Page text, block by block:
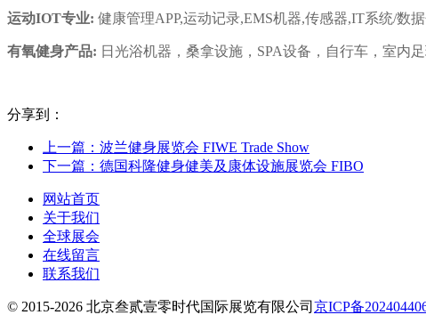
运动IOT专业: 健康管理APP,运动记录,EMS机器,传感器,IT系统/数
有氧健身产品: 日光浴机器，桑拿设施，SPA设备，自行车，室内
分享到：
上一篇：波兰健身展览会 FIWE Trade Show
下一篇：德国科隆健身健美及康体设施展览会 FIBO
网站首页
关于我们
全球展会
在线留言
联系我们
© 2015-2026 北京叁贰壹零时代国际展览有限公司 京ICP备